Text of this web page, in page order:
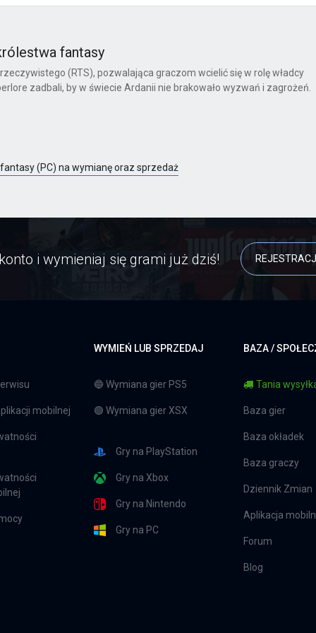
fantasy
(RTS), pozwalająca graczom wcielić się w rolę władcy
zadbali, by w świecie Ardanii nie brakowało wyzwań i zagrożeń.
(PC) na wymianę oraz sprzedaż
i wymieniaj się grami już dziś!
mobilnej
WYMIEŃ LUB SPRZEDAJ
🔵 Wymiana gier PS5
🟢 Wymiana gier XSX
Gry na PlayStation
Gry na Xbox
Gry na Nintendo
Gry na PC
BAZA /
Tania
Baza gier
Baza okładek
Baza graczy
Dziennik Zmian
Aplikacja
Forum
Blog